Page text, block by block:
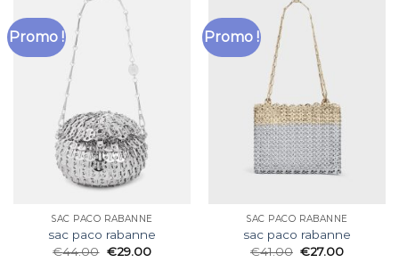
Promo !
SAC PACO RABANNE
sac paco rabanne
€44.00 €29.00
Promo !
SAC PACO RABANNE
sac paco rabanne
€41.00 €27.00